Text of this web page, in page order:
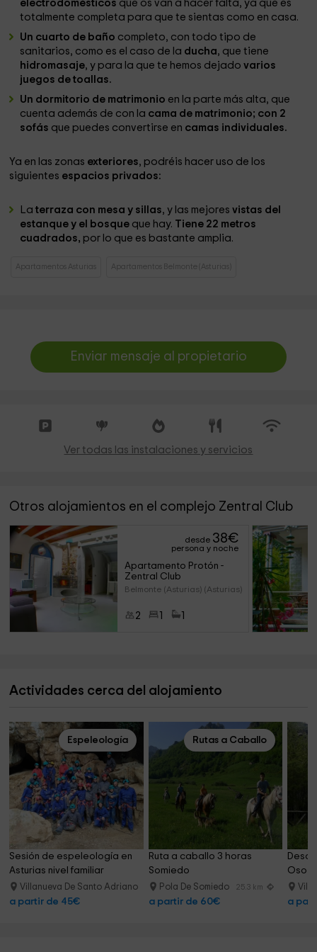
electrodomésticos que os van a hacer falta, ya que es
totalmente completa para que te sientas como en casa.
Un cuarto de baño completo, con todo tipo de
sanitarios, como es el caso de la ducha, que tiene
hidromasaje, y para la que te hemos dejadovarios
juegos de toallas.
Un dormitorio de matrimonio en la parte más alta, que
cuenta además de con la cama de matrimonio; con 2
sofás que puedes convertirse en camas individuales.
Ya en las zonas exteriores, podréis hacer uso de los
siguientes espacios privados:
La terraza con mesa y sillas, y las mejores vistas del
estanque y el bosque que hay. Tiene 22 metros
cuadrados, por lo que es bastante amplia.
Apartamentos Asturias Apartamentos Belmonte (Asturias)
Enviar mensaje al propietario
Ver todas las instalaciones y servicios
Otros alojamientos en el complejo Zentral Club
desde 38€
persona y noche
Apartamento Protón -
Zentral Club
Belmonte (Asturias) (Asturias)
2
Actividades cerca del alojamiento
Espeleología
Sesión de espeleología en
Asturias nivel familiar
Villanueva De Santo Adriano 18.5 km
a partir de 45€
Rutas a Caballo
Ruta a caballo 3 horas
Somiedo
Pola De Somiedo 25.3 km
a partir de 60€
Oso
a